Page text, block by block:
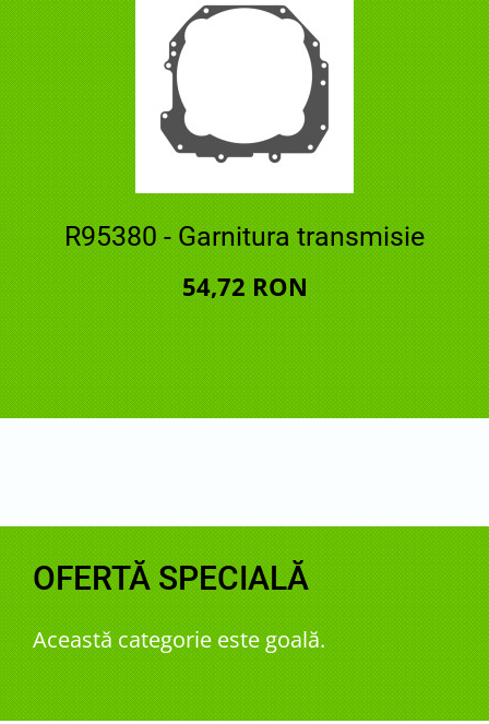
R95380 - Garnitura transmisie
54,72 RON
OFERTĂ SPECIALĂ
Această categorie este goală.